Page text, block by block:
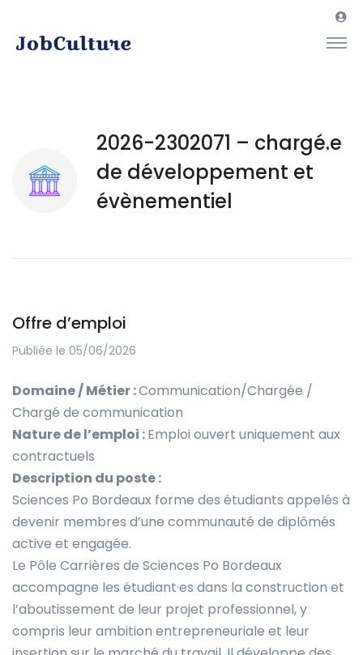
2026-2302071 – chargé.e
de développement et
évènementiel
Offre d’emploi
Publiée le 05/06/2026
Domaine / Métier :Communication/Chargée /
Chargé de communication
Nature de l’emploi :Emploi ouvert uniquement aux
contractuels
Description du poste :
Sciences Po Bordeaux forme des étudiants appelés à
devenir membres d’une communauté de diplômés
active et engagée.
Le Pôle Carrières de Sciences Po Bordeaux
accompagne les étudiant·es dans la construction et
l’aboutissement de leur projet professionnel, y
compris leur ambition entrepreneuriale et leur